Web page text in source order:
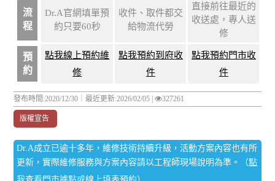
流
程
Dr.A官網填單預
約只要60秒
收件、取件都交
給物流代勞
直接前往最近的
收送處，專人送
修
預
約
點我線上預約維
修
點我預約到府收
件
點我預約門市收
件
發布時間:2020/12/30｜最近更新:2026/02/05 | 327261
版權宣告
Dr.A成立已逾十多年，維修技術持續升級，活動方案內容也有所
更新，實際維修服務與方案內容請以工程師現場說明為準。（點